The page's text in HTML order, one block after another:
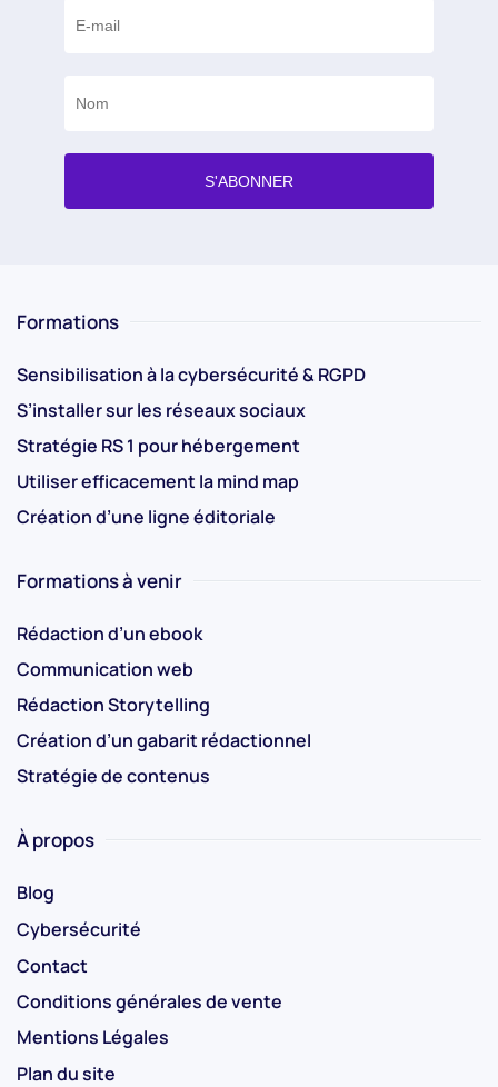
Formations
Sensibilisation à la cybersécurité & RGPD
S’installer sur les réseaux sociaux
Stratégie RS 1 pour hébergement
Utiliser efficacement la mind map
Création d’une ligne éditoriale
Formations à venir
Rédaction d’un ebook
Communication web
Rédaction Storytelling
Création d’un gabarit rédactionnel
Stratégie de contenus
À propos
Blog
Cybersécurité
Contact
Conditions générales de vente
Mentions Légales
Plan du site